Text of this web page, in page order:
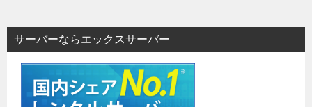
サーバーならエックスサーバー